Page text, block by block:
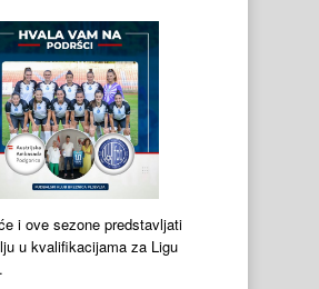
i ove sezone predstavljati
u kvalifikacijama za Ligu